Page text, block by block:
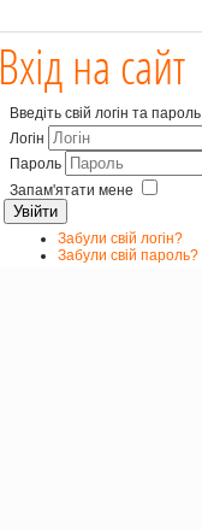
Вхід на сайт
Введіть свій логін та пароль
Логін
Пароль
Запам'ятати мене
Увійти
Забули свій логін?
Забули свій пароль?